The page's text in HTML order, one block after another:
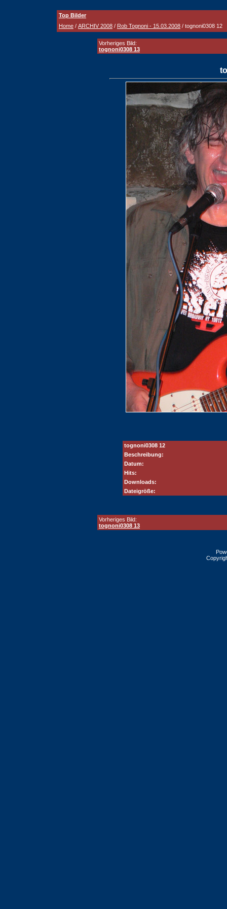
Top Bilder
Home / ARCHIV 2008 / Rob Tognoni - 15.03.2008 / tognoni0308 12
Vorheriges Bild:
tognoni0308 13
tognoni0308 12
Beschreibung:
Datum:
Hits:
Downloads:
Dateigröße:
Vorheriges Bild:
tognoni0308 13